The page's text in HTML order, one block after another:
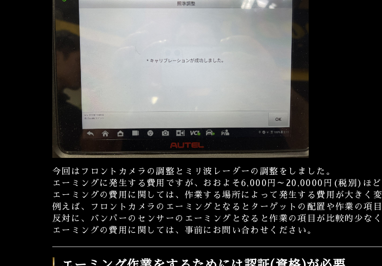
今回はフロントカメラの調整とミリ波レーダーの調整をしました。
エーミングに発生する費用ですが、おおよそ6,000円～20,0000円(税別)ほど
エーミングの費用に関しては、作業する場所によって発生する費用が大きく変
例えば、フロントカメラのエーミングとなるとターゲットの配置や作業の項
反対に、バンパーのセンサーのエーミングとなると作業の項目が比較的少な
エーミングの費用に関しては、事前にお問い合わせください。